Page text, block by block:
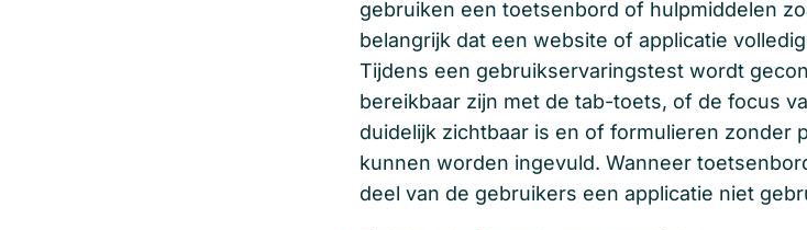
gebruiken een toetsenbord of hulpmiddelen
belangrijk dat een website of applicatie
Tijdens een gebruikservaringstest wordt
bereikbaar zijn met de tab-toets, of de focus
duidelijk zichtbaar is en of formulieren zonder
kunnen worden ingevuld. Wanneer
deel van de gebruikers een applicatie niet